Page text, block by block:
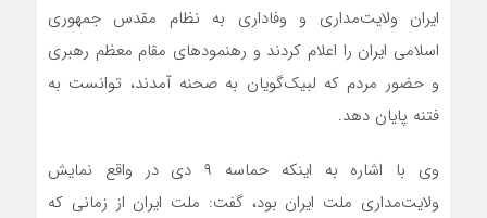
ایران ولایت‌مداری و وفاداری به نظام مقدس جمهوری
اسلامی ایران را اعلام کردند و رهنمودهای مقام معظم رهبری
و حضور مردم که لبیک‌گویان به صحنه آمدند، توانست به
فتنه پایان دهد.
وی با اشاره به اینکه حماسه ۹ دی در واقع نمایش
ولایت‌مداری ملت ایران بود، گفت: ملت ایران از زمانی که